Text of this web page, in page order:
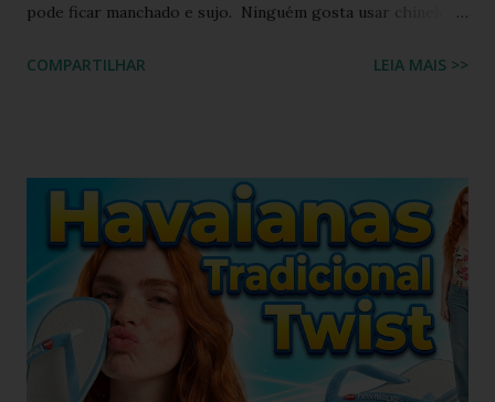
pode ficar manchado e sujo. Ninguém gosta usar chinelo
branca ou alguma cor clara, principalmente os chinelos
que um look com chinelo, não é mesmo? Não se preocupe,
existem ótimas técnicas que você pode usar para limpar e
deixar seu chinelo branco brilhando novamente. Aprenda
como fazer isso agora mesmo! Um chinelo que combina
muito bem com peças jeans é o chinelo havaianas modelo
tradicional, o modelo bicolor da havaianas. Principalmente o
modelo na versão branco e azul claro. Como manter
COMPARTILHAR LEIA MAIS >>